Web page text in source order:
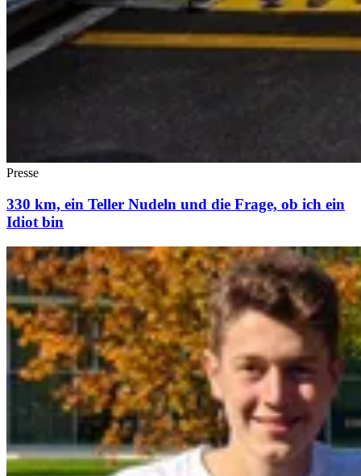
Presse
330 km, ein Teller Nudeln und die Frage, ob ich ein
Idiot bin